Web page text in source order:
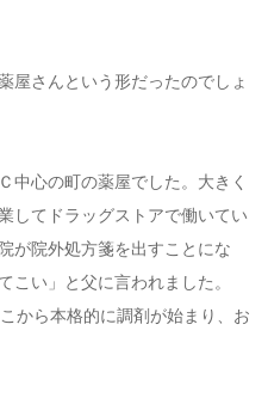
さんという形だったのでしょ
心の町の薬屋でした。大きく
してドラッグストアで働いてい
が院外処方箋を出すことにな
こい」と父に言われました。
から本格的に調剤が始まり、お